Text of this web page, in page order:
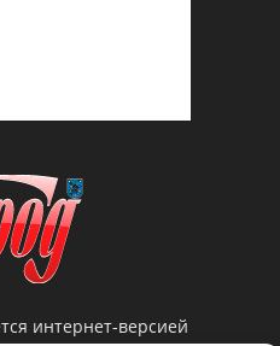
интернет-версией